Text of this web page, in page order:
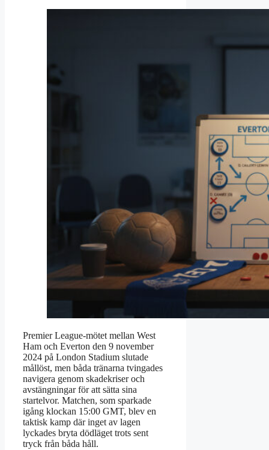
Premier League-mötet mellan West
Ham och Everton den 9 november
2024 på London Stadium slutade
mållöst, men båda tränarna tvingades
navigera genom skadekriser och
avstängningar för att sätta sina
startelvor. Matchen, som sparkade
igång klockan 15:00 GMT, blev en
taktisk kamp där inget av lagen
lyckades bryta dödläget trots sent
tryck från båda håll.